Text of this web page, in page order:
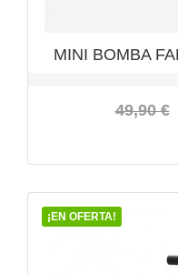
MINI BOMBA
Precio
49,90 €
¡EN OFERTA!